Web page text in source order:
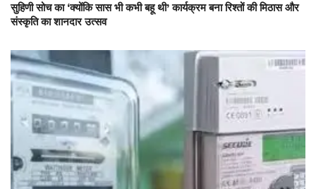
सुहिणी सोच का ‘क्योंकि सास भी कभी बहू थी’ कार्यक्रम बना रिश्तों की मिठास और
संस्कृति का शानदार उत्सव